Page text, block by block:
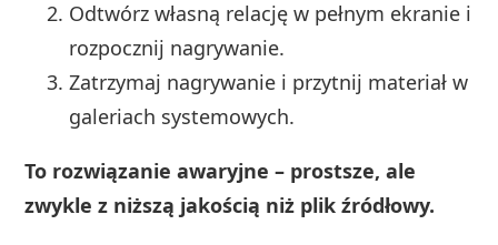
Odtwórz własną relację w pełnym ekranie i
rozpocznij nagrywanie.
Zatrzymaj nagrywanie i przytnij materiał w
galeriach systemowych.
To rozwiązanie awaryjne – prostsze, ale
zwykle z niższą jakością niż plik źródłowy.